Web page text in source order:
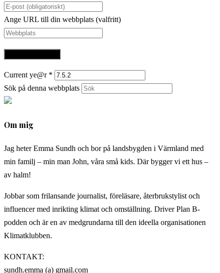
Ange URL till din webbplats (valfritt)
Current ye@r *
Sök på denna webbplats
Om mig
Jag heter Emma Sundh och bor på landsbygden i Värmland med
min familj – min man John, våra små kids. Där bygger vi ett hus –
av halm!
Jobbar som frilansande journalist, föreläsare, återbrukstylist och
influencer med inrikting klimat och omställning. Driver Plan B-
podden och är en av medgrundarna till den ideella organisationen
Klimatklubben.
KONTAKT:
sundh.emma (a) gmail.com